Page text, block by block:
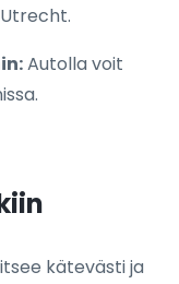
Autolla voit
kätevästi ja